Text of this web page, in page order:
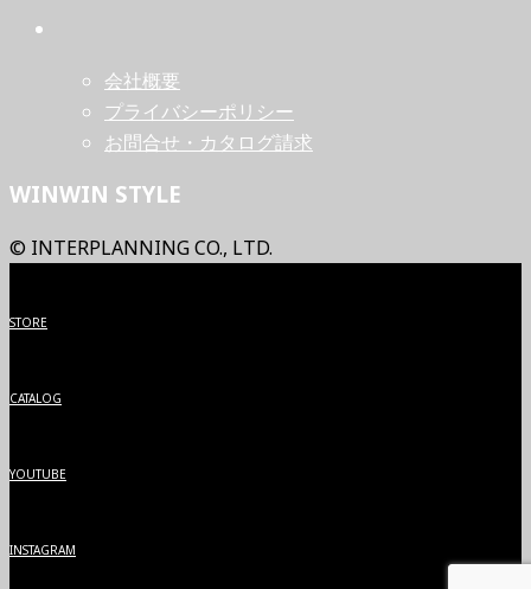
会社概要
プライバシーポリシー
お問合せ・カタログ請求
WINWIN STYLE
© INTERPLANNING CO., LTD.
STORE
CATALOG
YOUTUBE
INSTAGRAM